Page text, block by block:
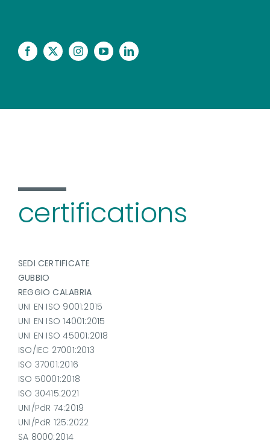
certifications
SEDI CERTIFICATE
GUBBIO
REGGIO CALABRIA
UNI EN ISO 9001:2015
UNI EN ISO 14001:2015
UNI EN ISO 45001:2018
ISO/IEC 27001:2013
ISO 37001:2016
ISO 50001:2018
ISO 30415:2021
UNI/PdR 74:2019
UNI/PdR 125:2022
SA 8000:2014